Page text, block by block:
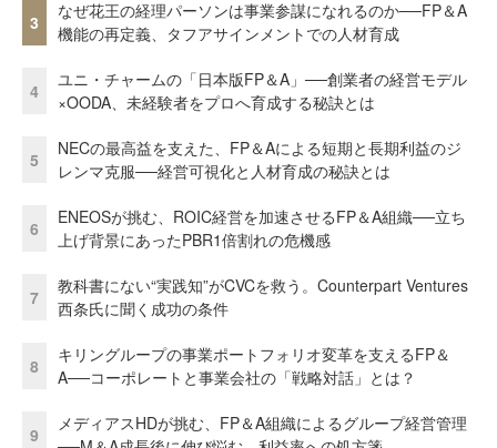
3
なぜ花王の経理パーソンは事業参謀になれるのか──FP＆A
機能の再定義、タフアサインメントでの人材育成
4
ユニ・チャームの「日本版FP＆A」──創業者の経営モデル
×OODA、未経験者をプロへ育成する秘訣とは
5
NECの最高益を支えた、FP＆Aによる短期と長期利益のジ
レンマ克服──経営可視化と人材育成の秘訣とは
6
ENEOSが挑む、ROIC経営を加速させるFP＆A組織──立ち
上げ背景にあったPBR1倍割れの危機感
7
教科書にない“実践知”がCVCを救う。Counterpart Ventures
西条氏に聞く成功の条件
8
キリングループの事業ポートフォリオ変革を支えるFP＆
A──コーポレートと事業会社の「戦略対話」とは？
9
メディアスHDが挑む、FP＆A組織によるグループ経営管理